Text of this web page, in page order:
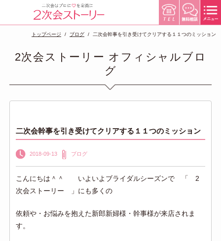
トップページ ブログ 二次会幹事を引き受けてクリアする１１つのミッション
2次会ストーリー オフィシャルブロ
グ
二次会幹事を引き受けてクリアする１１つのミッション
2018-09-13 ブログ
こんにちは＾＾ いよいよブライダルシーズンで 「 2
次会ストーリー 」にも多くの
依頼や・お悩みを抱えた新郎新婦様・幹事様が来店されま
す。